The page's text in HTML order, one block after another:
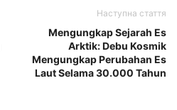
Наступна стаття
Mengungkap Sejarah Es
Arktik: Debu Kosmik
Mengungkap Perubahan Es
Laut Selama 30.000 Tahun